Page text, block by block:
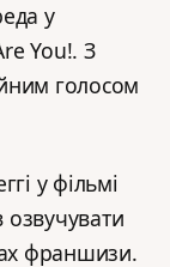
у
You!. З
голосом
у фільмі
озвучувати
франшизи.